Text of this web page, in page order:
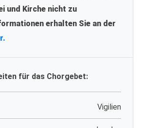
und Kirche nicht zu
erhalten Sie an der
für das Chorgebet:
Vigilien